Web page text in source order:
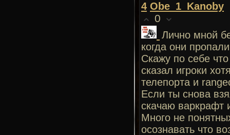
4 Obe_1_Kanoby
0
Лично мной
когда они
Скажу по себе
сказал игроки
телепорта и
Если ты снова
скачаю варкрафт
Много не
осознавать что